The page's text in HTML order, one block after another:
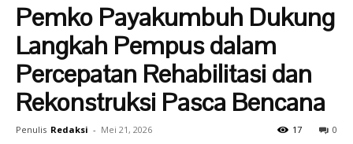
Pemko Payakumbuh Dukung
Langkah Pempus dalam
Percepatan Rehabilitasi dan
Rekonstruksi Pasca Bencana
Penulis Redaksi - Mei 21, 2026 0
17